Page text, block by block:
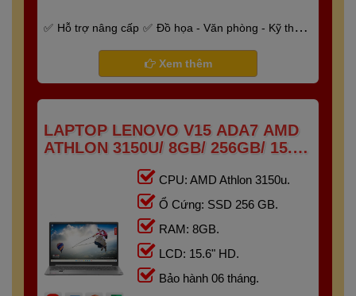
Hỗ trợ nâng cấp
Đồ họa - Văn phòng - Kỹ thuật
Bảo hành 6 tháng
Xem thêm
LAPTOP LENOVO V15 ADA7 AMD
ATHLON 3150U/ 8GB/ 256GB/ 15.6"
CPU: AMD Athlon 3150u.
Ổ Cứng: SSD 256 GB.
RAM: 8GB.
LCD: 15.6" HD.
Bảo hành 06 tháng.